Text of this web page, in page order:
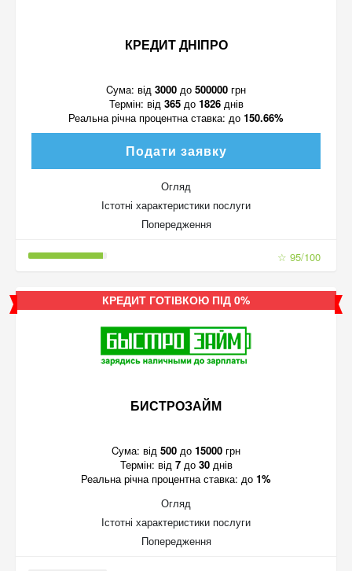
КРЕДИТ ДНІПРО
Cума: від 3000 до 500000 грн
Термін: від 365до 1826днів
Реальна річна процентна ставка: до 150.66%
Подати заявку
Огляд
Істотні характеристики послуги
Попередження
☆ 95/100
КРЕДИТ ГОТІВКОЮ ПІД 0%
БИСТРОЗАЙМ
Cума: від 500 до 15000 грн
Термін: від 7до 30днів
Реальна річна процентна ставка: до 1%
Огляд
Істотні характеристики послуги
Попередження